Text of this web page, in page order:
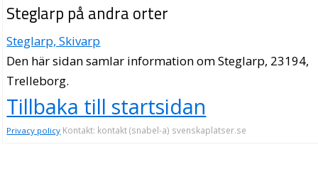
Steglarp på andra orter
Steglarp, Skivarp
Den här sidan samlar information om Steglarp, 23194,
Trelleborg.
Tillbaka till startsidan
Privacy policy Kontakt: kontakt (snabel-a) svenskaplatser.se